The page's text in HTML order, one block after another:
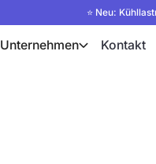
⭐ Neu:
Unternehmen Kontakt